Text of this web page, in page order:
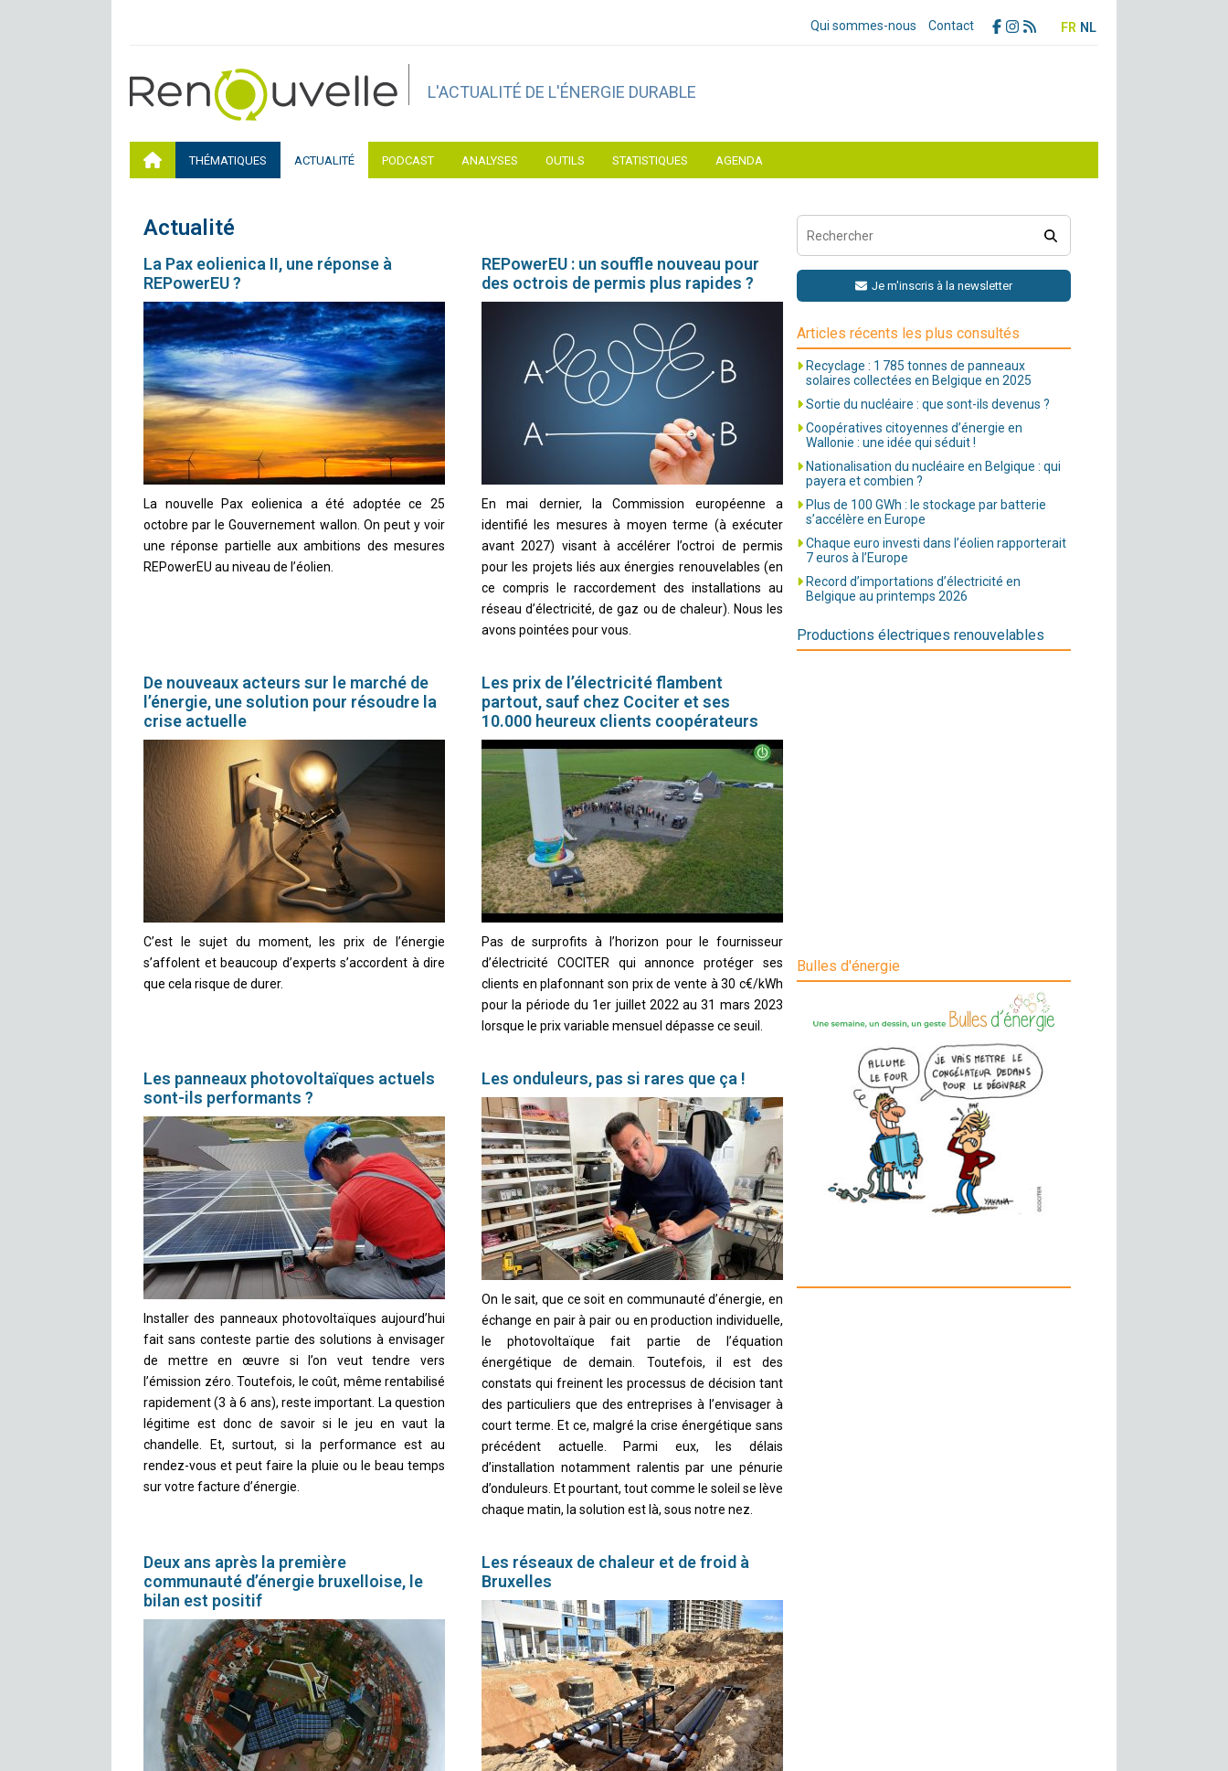
Qui sommes-nous Contact FR NL
L'ACTUALITÉ DE L'ÉNERGIE DURABLE
THÉMATIQUES ACTUALITÉ PODCAST ANALYSES OUTILS STATISTIQUES AGENDA
Actualité
La Pax eolienica II, une réponse à
REPowerEU ?
La nouvelle Pax eolienica a été adoptée ce 25
octobre par le Gouvernement wallon. On peut y voir
une réponse partielle aux ambitions des mesures
REPowerEU au niveau de l’éolien.
REPowerEU : un souffle nouveau pour
des octrois de permis plus rapides ?
En mai dernier, la Commission européenne a
identifié les mesures à moyen terme (à exécuter
avant 2027) visant à accélérer l’octroi de permis
pour les projets liés aux énergies renouvelables (en
ce compris le raccordement des installations au
réseau d’électricité, de gaz ou de chaleur). Nous les
avons pointées pour vous.
De nouveaux acteurs sur le marché de
l’énergie, une solution pour résoudre la
crise actuelle
C’est le sujet du moment, les prix de l’énergie
s’affolent et beaucoup d’experts s’accordent à dire
que cela risque de durer.
Les prix de l’électricité flambent
partout, sauf chez Cociter et ses
10.000 heureux clients coopérateurs
Pas de surprofits à l’horizon pour le fournisseur
d’électricité COCITER qui annonce protéger ses
clients en plafonnant son prix de vente à 30 c€/kWh
pour la période du 1er juillet 2022 au 31 mars 2023
lorsque le prix variable mensuel dépasse ce seuil.
Les panneaux photovoltaïques actuels
sont-ils performants ?
Installer des panneaux photovoltaïques aujourd’hui
fait sans conteste partie des solutions à envisager
de mettre en œuvre si l’on veut tendre vers
l’émission zéro. Toutefois, le coût, même rentabilisé
rapidement (3 à 6 ans), reste important. La question
légitime est donc de savoir si le jeu en vaut la
chandelle. Et, surtout, si la performance est au
rendez-vous et peut faire la pluie ou le beau temps
sur votre facture d’énergie.
Les onduleurs, pas si rares que ça !
On le sait, que ce soit en communauté d’énergie, en
échange en pair à pair ou en production individuelle,
le photovoltaïque fait partie de l’équation
énergétique de demain. Toutefois, il est des
constats qui freinent les processus de décision tant
des particuliers que des entreprises à l’envisager à
court terme. Et ce, malgré la crise énergétique sans
précédent actuelle. Parmi eux, les délais
d’installation notamment ralentis par une pénurie
d’onduleurs. Et pourtant, tout comme le soleil se lève
chaque matin, la solution est là, sous notre nez.
Deux ans après la première
communauté d’énergie bruxelloise, le
bilan est positif
Les réseaux de chaleur et de froid à
Bruxelles
Je m'inscris à la newsletter
Articles récents les plus consultés
Recyclage : 1 785 tonnes de panneaux
solaires collectées en Belgique en 2025
Sortie du nucléaire : que sont-ils devenus ?
Coopératives citoyennes d’énergie en
Wallonie : une idée qui séduit !
Nationalisation du nucléaire en Belgique : qui
payera et combien ?
Plus de 100 GWh : le stockage par batterie
s’accélère en Europe
Chaque euro investi dans l’éolien rapporterait
7 euros à l’Europe
Record d’importations d’électricité en
Belgique au printemps 2026
Productions électriques renouvelables
Bulles d'énergie